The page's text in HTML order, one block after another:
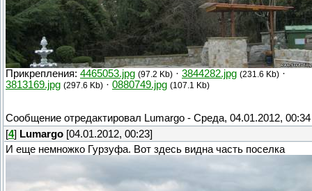
Прикрепления: 4465053.jpg (97.2 Kb) · 3844282.jpg (231.6 Kb) ·
3813169.jpg (297.6 Kb) · 0880749.jpg (107.1 Kb)
Сообщение отредактировал Lumargo - Среда, 04.01.2012, 00:34
[4] Lumargo [04.01.2012, 00:23]
И еще немножко Гурзуфа. Вот здесь видна часть поселка